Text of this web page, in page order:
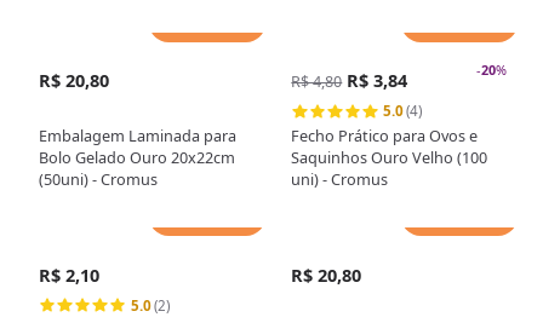
R$ 20,80
Embalagem Laminada para
Bolo Gelado Ouro 20x22cm
(50uni) - Cromus
-20%
R$ 4,80 R$ 3,84
5.0(4)
Fecho Prático para Ovos e
Saquinhos Ouro Velho (100
uni) - Cromus
R$ 2,10
5.0(2)
R$ 20,80